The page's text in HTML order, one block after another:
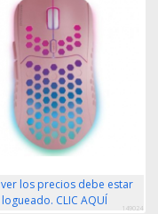
ver los precios debe estar
logueado. CLIC AQUÍ
149024